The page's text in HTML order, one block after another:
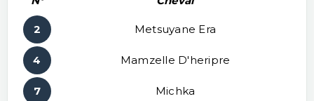
2 Metsuyane Era
4 Mamzelle D'heripre
7 Michka